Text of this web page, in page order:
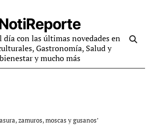
día con las últimas novedades en
Gastronomía, Salud y
bienestar y mucho más
zamuros, moscas y gusanos’